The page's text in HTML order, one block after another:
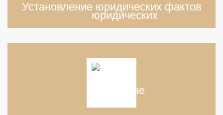
Установление юридических фактов